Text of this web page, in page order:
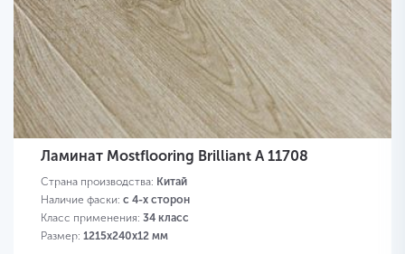
Ламинат Mostflooring Brilliant A 11708
Страна производства: Китай
Наличие фаски: с 4-х сторон
Класс применения: 34 класс
Размер: 1215х240х12 мм